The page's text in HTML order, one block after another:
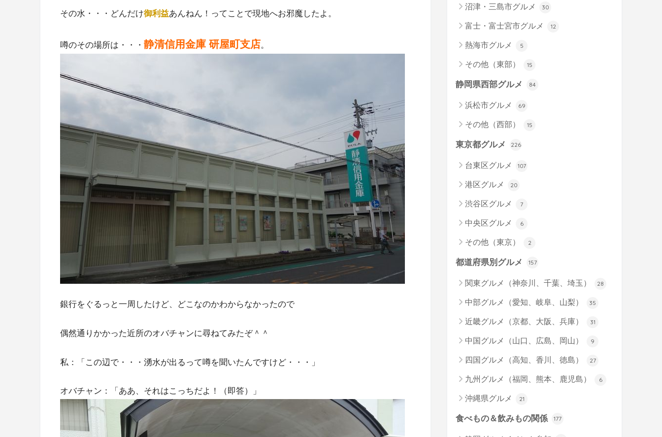
その水・・・どんだけ御利益あんねん！ってことで現地へお邪魔したよ。
噂のその場所は・・・ 静清信用金庫 研屋町支店。
銀行をぐるっと一周したけど、どこなのかわからなかったので
偶然通りかかった近所のオバチャンに尋ねてみたぞ＾＾
私：「この辺で・・・湧水が出るって噂を聞いたんですけど・・・」
オバチャン：「ああ、それはこっちだよ！（即答）」
沼津・三島市グルメ 30
富士・富士宮市グルメ 12
熱海市グルメ 5
その他（東部） 15
静岡県西部グルメ 84
浜松市グルメ 69
その他（西部） 15
東京都グルメ 226
台東区グルメ 107
港区グルメ 20
渋谷区グルメ 7
中央区グルメ 6
その他（東京） 2
都道府県別グルメ 157
関東グルメ（神奈川、千葉、埼玉） 28
中部グルメ（愛知、岐阜、山梨） 35
近畿グルメ（京都、大阪、兵庫） 31
中国グルメ（山口、広島、岡山） 9
四国グルメ（高知、香川、徳島） 27
九州グルメ（福岡、熊本、鹿児島） 6
沖縄県グルメ 21
食べもの＆飲みもの関係 177